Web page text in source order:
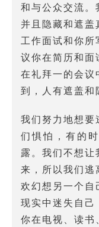
和与公众交流。
并且隐藏和遮盖
工作面试和你所
议你在简历和面
在礼拜一的会议
到，人有遮盖和
我们努力地想要
们惧怕，有的
露。我们不想让
来，所以我们逃
欢幻想另一个自
现实中迷失自己
你在电视、读书